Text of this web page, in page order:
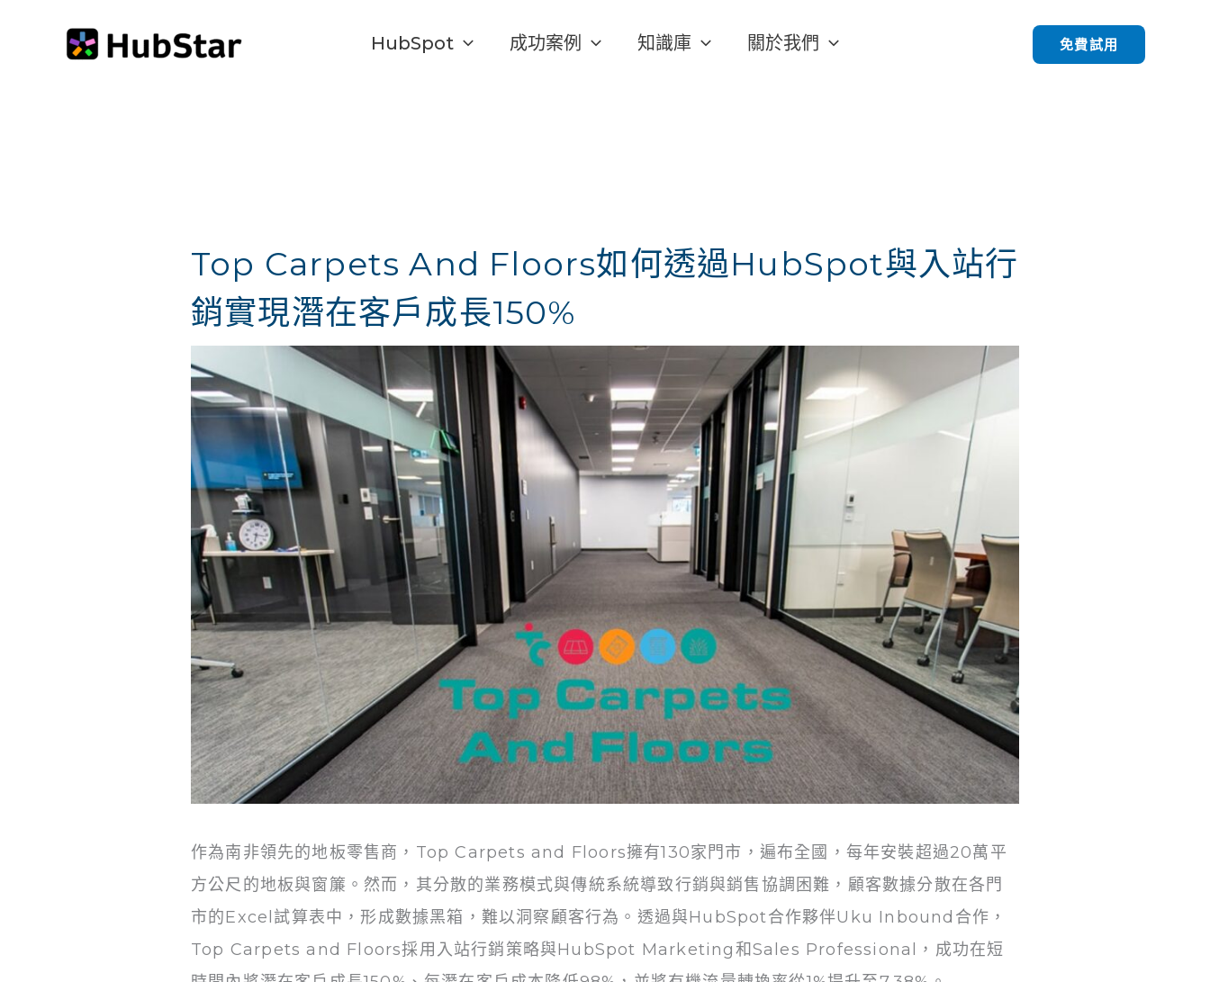
HubSpot 成功案例 知識庫 關於我們 免費試用
Top Carpets And Floors如何透過HubSpot與入站行
銷實現潛在客戶成長150%
作為南非領先的地板零售商，Top Carpets and Floors擁有130家門市，遍布全國，每年安裝超過20萬平
方公尺的地板與窗簾。然而，其分散的業務模式與傳統系統導致行銷與銷售協調困難，顧客數據分散在各門
市的Excel試算表中，形成數據黑箱，難以洞察顧客行為。透過與HubSpot合作夥伴Uku Inbound合作，
Top Carpets and Floors採用入站行銷策略與HubSpot Marketing和Sales Professional，成功在短